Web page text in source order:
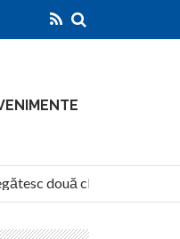
două clădiri de 14